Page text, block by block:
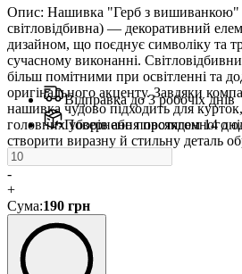
Опис: Нашивка "Герб з вишиванкою"
світловідбивна) — декоративний
дизайном, що поєднує символіку та
сучасному виконанні.
більш помітними при освітленні та
оригінального акценту. Завдяки
нашивка чудово підходить для
головних уборів або повсякденного
створити виразну й стильну деталь
Відправка до 3 робочіх днів
Повернення протягом 14
-
+
Сума:190 грн